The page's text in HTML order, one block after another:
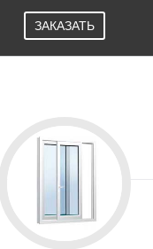
ЗАКАЗАТЬ